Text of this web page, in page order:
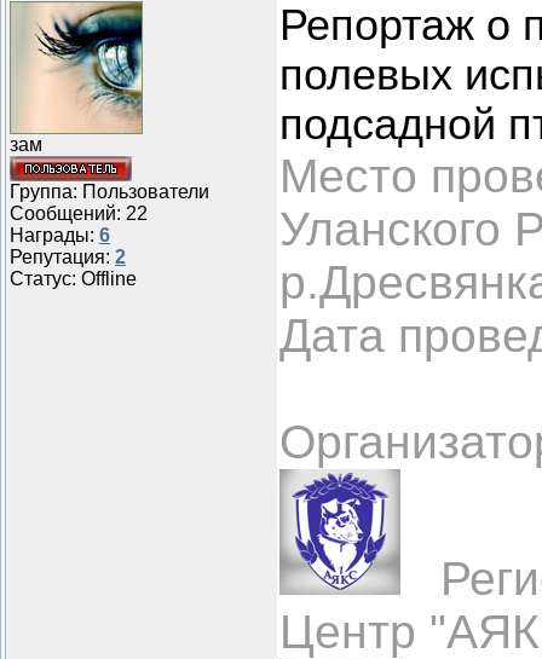
зам
Группа: Пользователи
Сообщений: 22
Награды: 6
Репутация: 2
Статус: Offline
Репортаж о
полевых
подсадной
Место
Уланского
Дата
Центр